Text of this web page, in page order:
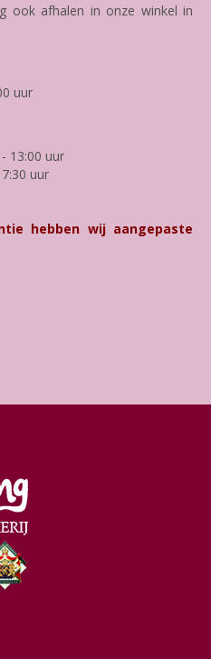
ook afhalen in onze winkel in
uur
13:00 uur
uur
hebben wij aangepaste